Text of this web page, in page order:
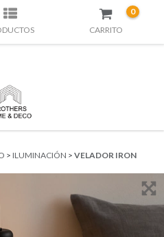
CARRITO
0
> ILUMINACIÓN > VELADOR IRON